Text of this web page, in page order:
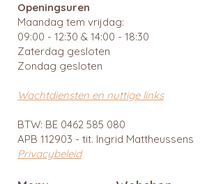
Openingsuren
Maandag tem vrijdag:
09:00 - 12:30 & 14:00 - 18:30
Zaterdag gesloten
Zondag gesloten
Wachtdiensten en nuttige links
BTW: BE 0462 585 080
APB 112903 - tit. Ingrid Mattheussens
Privacybeleid